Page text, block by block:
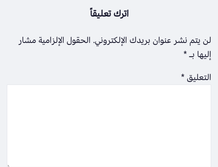
اترك تعليقاً
لن يتم نشر عنوان بريدك الإلكتروني. الحقول الإلزامية مشار
إليها بـ*
التعليق*